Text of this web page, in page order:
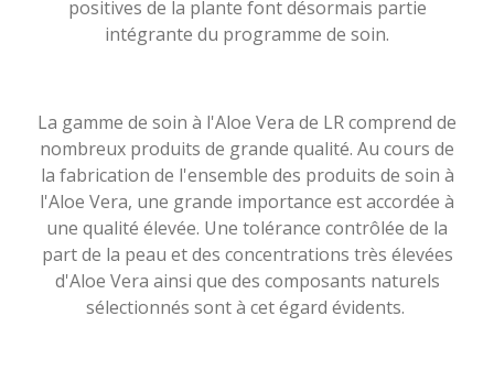
positives de la plante font désormais partie
intégrante du programme de soin.
La gamme de soin à l'Aloe Vera de LR comprend de
nombreux produits de grande qualité. Au cours de
la fabrication de l'ensemble des produits de soin à
l'Aloe Vera, une grande importance est accordée à
une qualité élevée. Une tolérance contrôlée de la
part de la peau et des concentrations très élevées
d'Aloe Vera ainsi que des composants naturels
sélectionnés sont à cet égard évidents.